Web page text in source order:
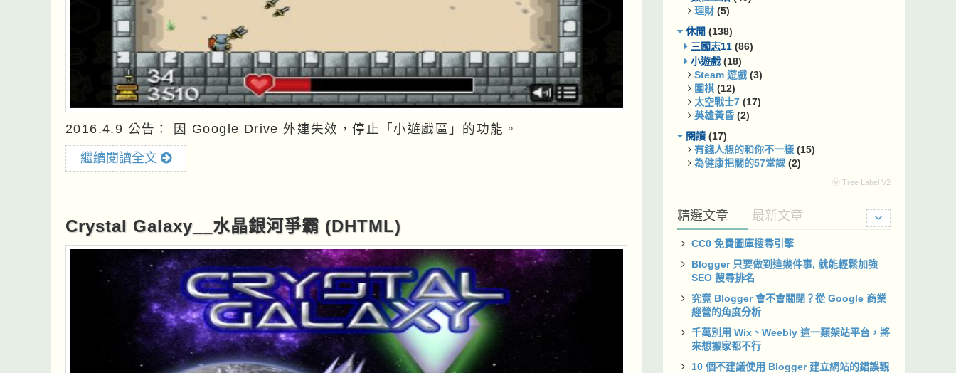
2016.4.9 公告： 因 Google Drive 外連失效，停止「小遊戲區」的功能。
繼續閱讀全文
Crystal Galaxy__水晶銀河爭霸 (DHTML)
理財 (5)
休閒 (138)
三國志11 (86)
小遊戲 (18)
Steam 遊戲 (3)
圍棋 (12)
太空戰士7 (17)
英雄黃昏 (2)
閱讀 (17)
有錢人想的和你不一樣 (15)
為健康把關的57堂課 (2)
ⓦ Tree Label V2
精選文章 最新文章
CC0 免費圖庫搜尋引擎
Blogger 只要做到這幾件事, 就能輕鬆加強
SEO 搜尋排名
究竟 Blogger 會不會關閉？從 Google 商業
經營的角度分析
千萬別用 Wix、Weebly 這一類架站平台，將
來想搬家都不行
10 個不建議使用 Blogger 建立網站的錯誤觀